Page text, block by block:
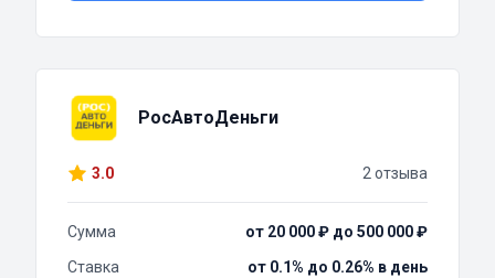
РосАвтоДеньги
3.0 2 отзыва
Сумма
от 20 000 ₽ до 500 000 ₽
Ставка
от 0.1% до 0.26% в день